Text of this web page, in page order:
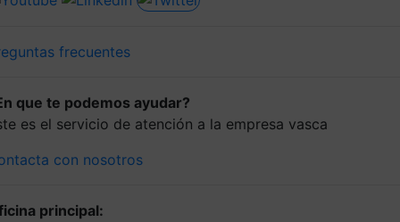
frecuentes
que te podemos ayudar?
es el servicio de atención a la empresa vasca
con nosotros
principal: